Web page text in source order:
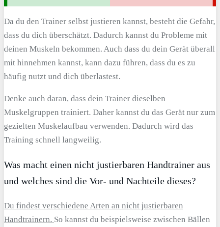
Da du den Trainer selbst justieren kannst, besteht die Gefahr,
dass du dich überschätzt. Dadurch kannst du Probleme mit
deinen Muskeln bekommen. Auch dass du dein Gerät überall
mit hinnehmen kannst, kann dazu führen, dass du es zu
häufig nutzt und dich überlastest.
Denke auch daran, dass dein Trainer dieselben
Muskelgruppen trainiert. Daher kannst du das Gerät nur zum
gezielten Muskelaufbau verwenden. Dadurch wird das
Training schnell langweilig.
Was macht einen nicht justierbaren Handtrainer aus
und welches sind die Vor- und Nachteile dieses?
Du findest verschiedene Arten an nicht justierbaren
Handtrainern. So kannst du beispielsweise zwischen Bällen